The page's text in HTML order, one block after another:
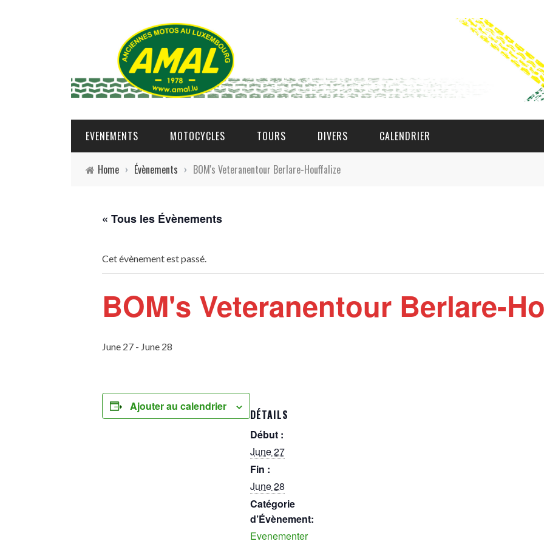
EVENEMENTS MOTOCYCLES TOURS DIVERS CALENDRIER
Home › Évènements › BOM's Veteranentour Berlare-Houffalize
« Tous les Évènements
Cet évènement est passé.
BOM's Veteranentour Berlare-
June 27 - June 28
Ajouter au calendrier
DÉTAILS
Début :
June 27
Fin :
June 28
Catégorie
d’Évènement:
Evenementer